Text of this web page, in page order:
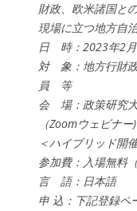
財政、欧米諸国と
現場に立つ地方自
日 時：2023年2
対 象：地方行財
員 等
会 場：政策研究大
（Zoomウェビナー)
＜ハイブリッド開
参加費：入場無料
言 語：日本語
申 込：下記登録ペ